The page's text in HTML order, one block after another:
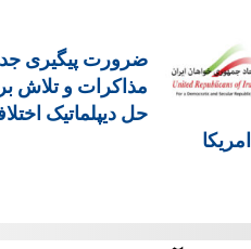
ضرورت پیگیری
مذاکرات و تلاش
حل دیپلماتیک
امریکا